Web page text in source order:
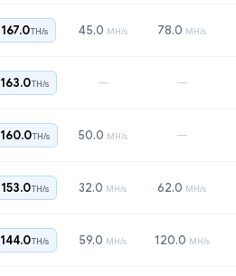
167.0TH/s 45.0 MH/s 78.0 MH/s
163.0TH/s — —
160.0TH/s 50.0 MH/s —
153.0TH/s 32.0 MH/s 62.0 MH/s
144.0TH/s 59.0 MH/s 120.0 MH/s